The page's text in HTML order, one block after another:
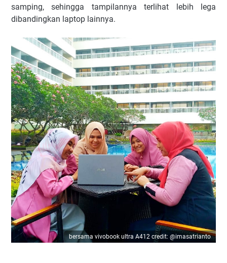
samping, sehingga tampilannya terlihat lebih lega
dibandingkan laptop lainnya.
bersama vivobook ultra A412 credit: @imasatrianto